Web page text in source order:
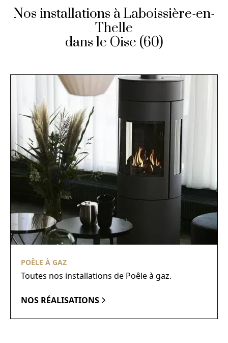
Nos installations à Laboissière-en-
Thelle
dans le Oise (60)
POÊLE À GAZ
Toutes nos installations de Poêle à gaz.
NOS RÉALISATIONS